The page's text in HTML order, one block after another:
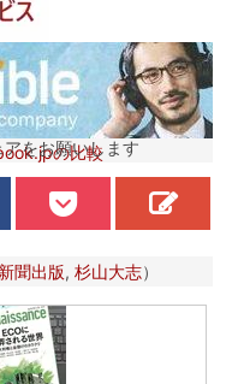
の比較
をお願いします
聞出版, 杉山大志）